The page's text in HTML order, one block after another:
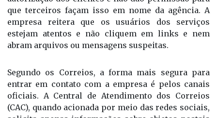
Para não cair em golpe, os Correios afirmam que
não enviam mensagens eletrônicas sem a prévia
autorização dos clientes e não dão permissão para
empresa reitera que os usuários dos serviços
estejam atentos e não cliquem em links e nem
abram arquivos ou mensagens suspeitas.